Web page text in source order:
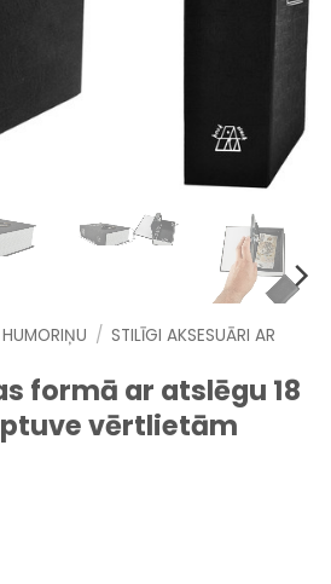
/ STILĪGI AKSESUĀRI AR
formā ar atslēgu 18
vērtlietām